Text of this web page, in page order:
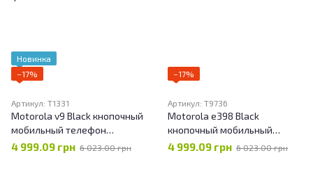
Новинка
−17%
Артикул: T1331
Motorola v9 Black кнопочный
мобильный телефон
раскладушка
4 999.09 грн 6 023.00 грн
−17%
Артикул: T9736
Motorola e398 Black
кнопочный мобильный
телефон
4 999.09 грн 6 023.00 грн